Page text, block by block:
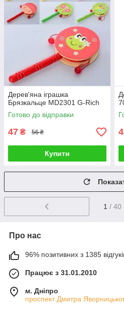
Дерев'яна іграшка
Брязкальце MD2301 G-Rich
Готово до відправки
47 ₴ 56 ₴
Купити
1 / 40
Про нас
96% позитивних з 1385
Працює з 31.01.2010
м. Дніпро
проспект Дмитра